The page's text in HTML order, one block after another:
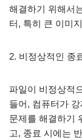
해결하기 위해서
터, 특히 큰 이미
2. 비정상적인 종
파일이 비정상적
들어, 컴퓨터가
문제를 해결하기
고, 종료 시에는